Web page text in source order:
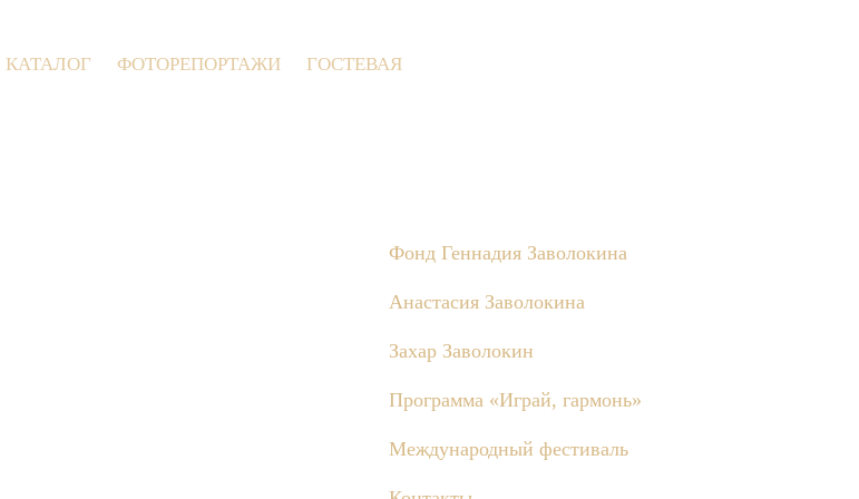
КАТАЛОГ ФОТОРЕПОРТАЖИ ГОСТЕВАЯ
Фонд Геннадия Заволокина
Анастасия Заволокина
Захар Заволокин
Программа «Играй, гармонь»
Международный фестиваль